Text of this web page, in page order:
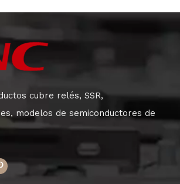
cubre relés, SSR,
modelos de semiconductores de